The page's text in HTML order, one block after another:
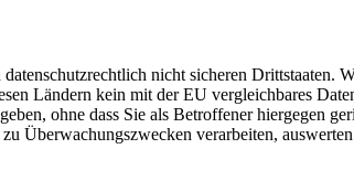
nicht sicheren Drittstaaten.
Ländern kein mit der EU vergleichbares
ohne dass Sie als Betroffener hiergegen
Überwachungszwecken verarbeiten,